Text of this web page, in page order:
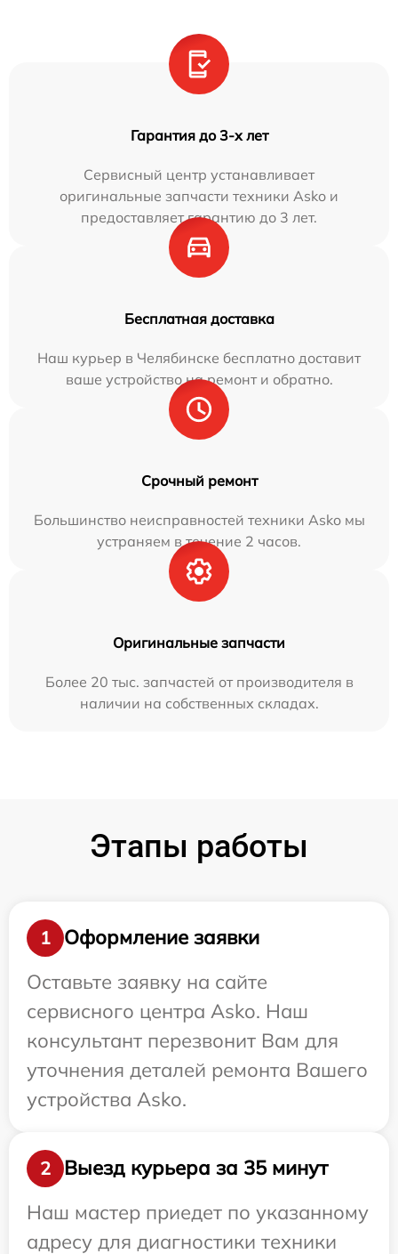
Гарантия до 3-х лет
Сервисный центр устанавливает
оригинальные запчасти техники Asko и
предоставляет гарантию до 3 лет.
Бесплатная доставка
Наш курьер в Челябинске бесплатно доставит
ваше устройство на ремонт и обратно.
Срочный ремонт
Большинство неисправностей техники Asko мы
устраняем в течение 2 часов.
Оригинальные запчасти
Более 20 тыс. запчастей от производителя в
наличии на собственных складах.
Этапы работы
1
Оформление заявки
Оставьте заявку на сайте
сервисного центра Asko. Наш
консультант перезвонит Вам для
уточнения деталей ремонта Вашего
устройства Asko.
2
Выезд курьера за 35 минут
Наш мастер приедет по указанному
адресу для диагностики техники